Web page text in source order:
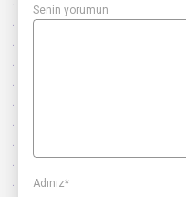
Senin yorumun
Adınız*